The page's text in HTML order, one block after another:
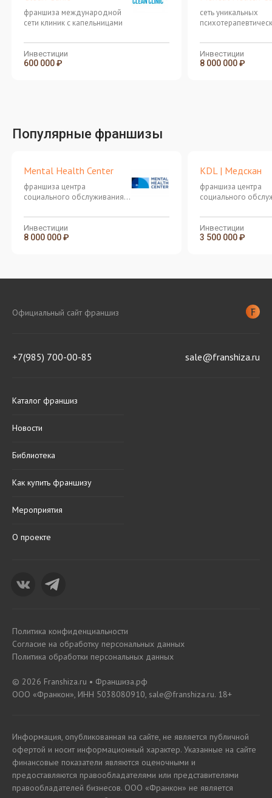
франшиза международной
сети клиник с капельницами
Инвестиции
600 000 ₽
сеть уникальных
Инвестиции
8 000 000 ₽
Популярные франшизы
Mental Health Center
франшиза центра
социального обслуживания,
Инвестиции
8 000 000 ₽
KDL | Медскан
франшиза центра
социального
Инвестиции
3 500 000 ₽
Официальный сайт франшиз
+7(985) 700-00-85 sale@franshiza.ru
Каталог франшиз
Новости
Библиотека
Как купить франшизу
Мероприятия
О проекте
Политика конфиденциальности
Согласие на обработку персональных данных
Политика обработки персональных данных
© 2026 Franshiza.ru • Франшиза.рф
ООО «Франкон», ИНН 5038080910, sale@franshiza.ru. 18+
Информация, опубликованная на сайте, не является публичной
офертой и носит информационный характер. Указанные на сайте
финансовые показатели являются оценочными и
предоставляются правообладателями или представителями
правообладателей бизнесов. ООО «Франкон» не является